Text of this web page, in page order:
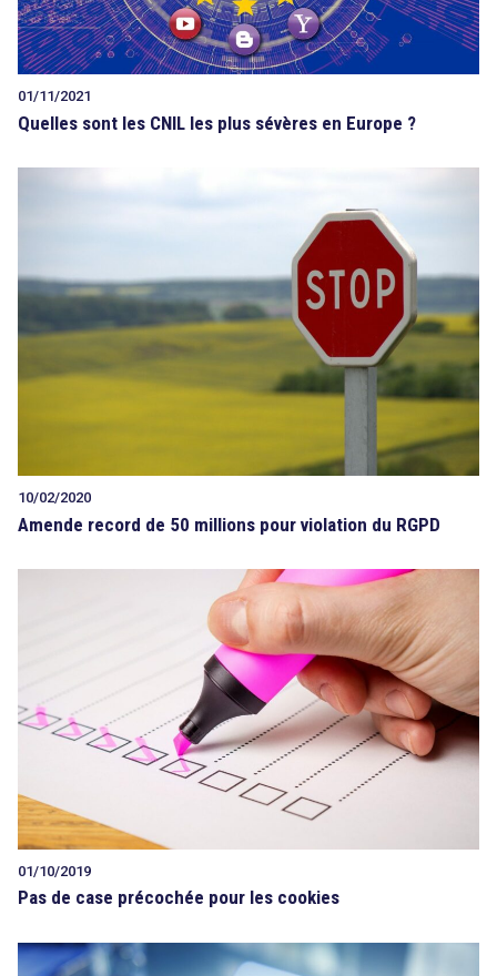
01/11/2021
Quelles sont les CNIL les plus sévères en Europe ?
10/02/2020
Amende record de 50 millions pour violation du RGPD
01/10/2019
Pas de case précochée pour les cookies